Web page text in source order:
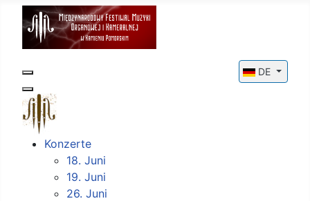
Konzerte
18. Juni
19. Juni
26. Juni
Sprache
DE